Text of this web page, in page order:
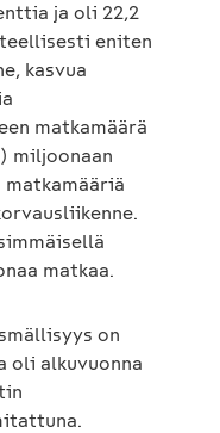
ja oli 22,2
eniten
kasvua
matkamäärä
miljoonaan
matkamääriä
matkaa.
on
oli alkuvuonna